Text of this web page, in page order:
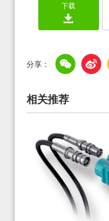
下载
相关推荐